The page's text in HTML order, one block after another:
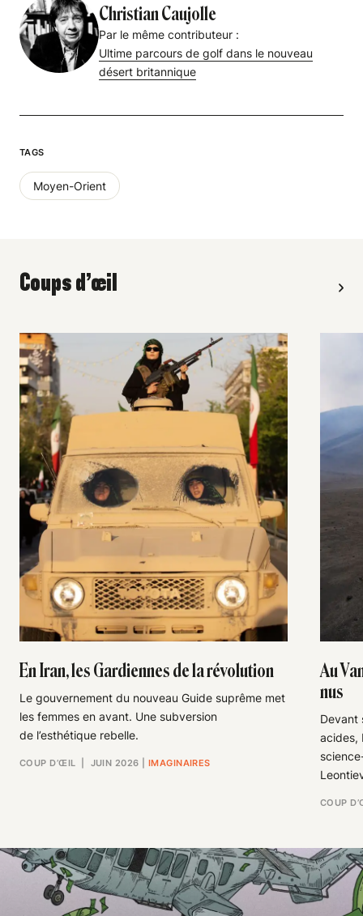
Christian Caujolle
Par le même contributeur :
Ultime parcours de golf dans le nouveau
désert britannique
TAGS
Moyen-Orient
Coups d’œil
En Iran, les Gardiennes de la révolution
Le gouvernement du nouveau Guide suprême met
les femmes en avant. Une subversion
de l’esthétique rebelle.
COUP D’ŒIL | JUIN 2026 IMAGINAIRES
Au
nus
Devant
acides,
COUP